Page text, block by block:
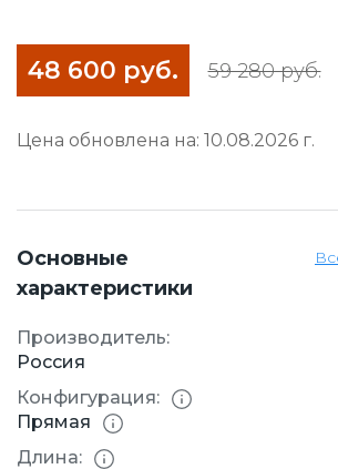
48 600 руб. 59 280 руб.
Цена обновлена на: 10.08.2026 г.
Основные
характеристики
Производитель:
Россия
Конфигурация:
Прямая
Длина: